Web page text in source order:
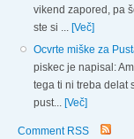
vikend zapored, pa
ste si ... [Več]
Ocvrte miške za
piskec je napisal:
tega ti ni treba delat
pust... [Več]
Comment RSS